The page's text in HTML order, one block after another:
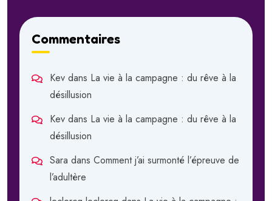
Commentaires
Kev dans La vie à la campagne : du rêve à la
désillusion
Kev dans La vie à la campagne : du rêve à la
désillusion
Sara dans Comment j’ai surmonté l’épreuve de
l’adultère